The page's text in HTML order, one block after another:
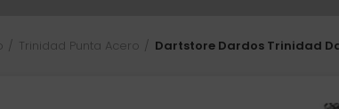
Trinidad Punta Acero Dartstore Dardos Trinidad